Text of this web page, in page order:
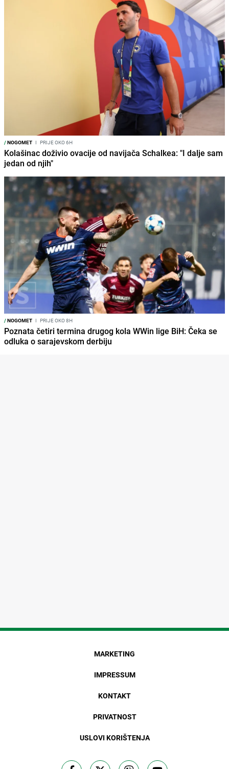
/NOGOMET I PRIJE OKO 6H
Kolašinac doživio ovacije od navijača Schalkea: "I dalje sam
jedan od njih"
/NOGOMET I PRIJE OKO 8H
Poznata četiri termina drugog kola WWin lige BiH: Čeka se
odluka o sarajevskom derbiju
MARKETING
IMPRESSUM
KONTAKT
PRIVATNOST
USLOVI KORIŠTENJA